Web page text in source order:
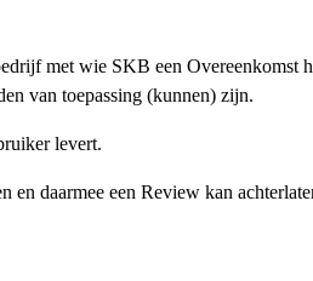
met wie SKB een Overeenkomst
van toepassing (kunnen) zijn.
levert.
daarmee een Review kan